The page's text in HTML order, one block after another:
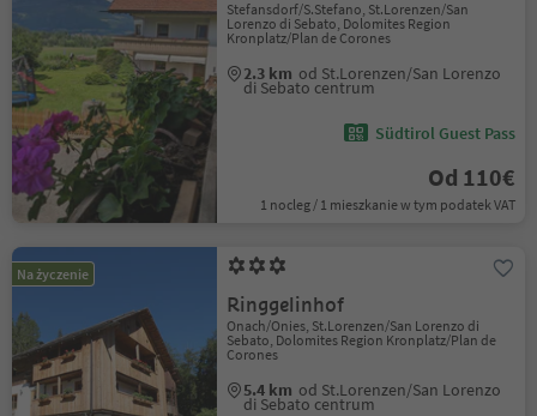
Stefansdorf/S.Stefano, St.Lorenzen/San
Lorenzo di Sebato, Dolomites Region
Kronplatz/Plan de Corones
2.3 km od St.Lorenzen/San Lorenzo
di Sebato centrum
Südtirol Guest Pass
Od 110€
1 nocleg / 1 mieszkanie w tym podatek VAT
Na życzenie
Ringgelinhof
Onach/Onies, St.Lorenzen/San Lorenzo di
Sebato, Dolomites Region Kronplatz/Plan de
Corones
5.4 km od St.Lorenzen/San Lorenzo
di Sebato centrum